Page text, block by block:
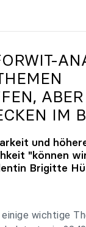
IM
und
"können
Brigitte
wichtige